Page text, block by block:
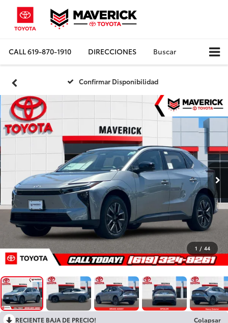
CALL619-870-1910 DIRECCIONES Buscar
Confirmar Disponibilidad
1 / 44
RECIENTE BAJA DE PRECIO!
Colapsar